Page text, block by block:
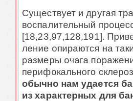
Существует и другая
воспалительный
[18,23,97,128,191].
ление опираются на
размеры очага
пери­фо­кального
обычно нам удается
из характерных для